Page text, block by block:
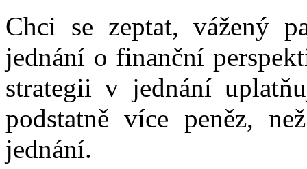
Chci se zeptat, vážený
jednání o finanční
strategii v jednání
podstatně více peněz,
jednání.